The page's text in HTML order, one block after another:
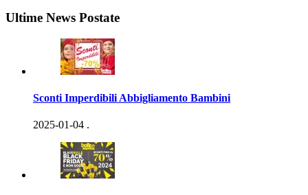
Ultime News Postate
Sconti Imperdibili Abbigliamento Bambini
2025-01-04 .